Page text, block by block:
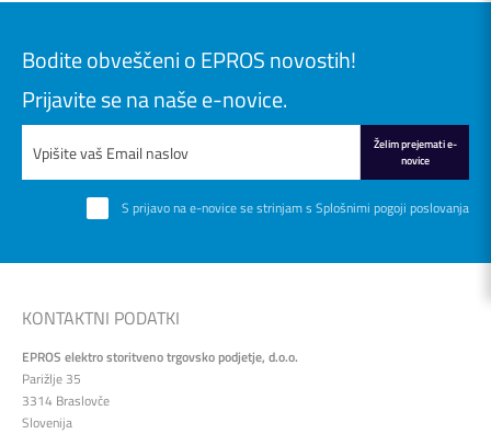
Bodite obveščeni o EPROS novostih!
Prijavite se na naše e-novice.
Želim prejemati e-
novice
S prijavo na e-novice se strinjam s Splošnimi pogoji poslovanja
KONTAKTNI PODATKI
EPROS elektro storitveno trgovsko podjetje, d.o.o.
Parižlje 35
3314 Braslovče
Slovenija